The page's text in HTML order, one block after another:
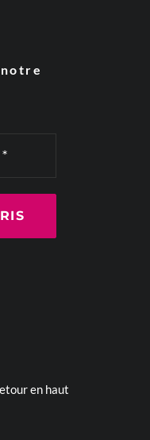
en haut